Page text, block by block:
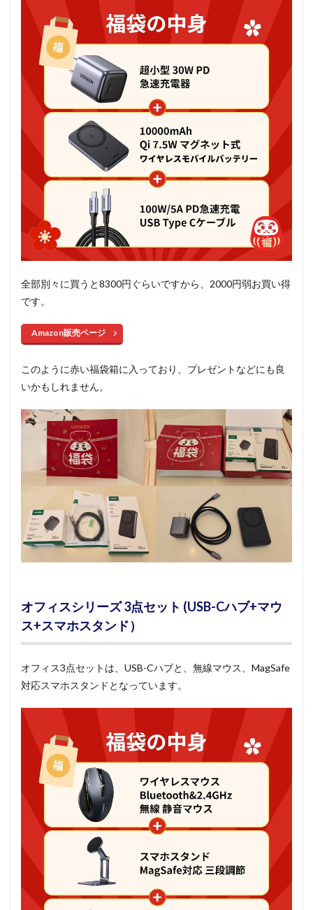
全部別々に買うと8300円ぐらいですから、2000円弱お買い得
です。
Amazon販売ページ
このように赤い福袋箱に入っており、プレゼントなどにも良
いかもしれません。
オフィスシリーズ 3点セット (USB-Cハブ+マウ
ス+スマホスタンド）
オフィス3点セットは、USB-Cハブと、無線マウス、MagSafe
対応スマホスタンドとなっています。